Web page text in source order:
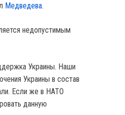
Медведева.
недопустимым
Украины. Наши
Украины в состав
Если же в HATO
данную